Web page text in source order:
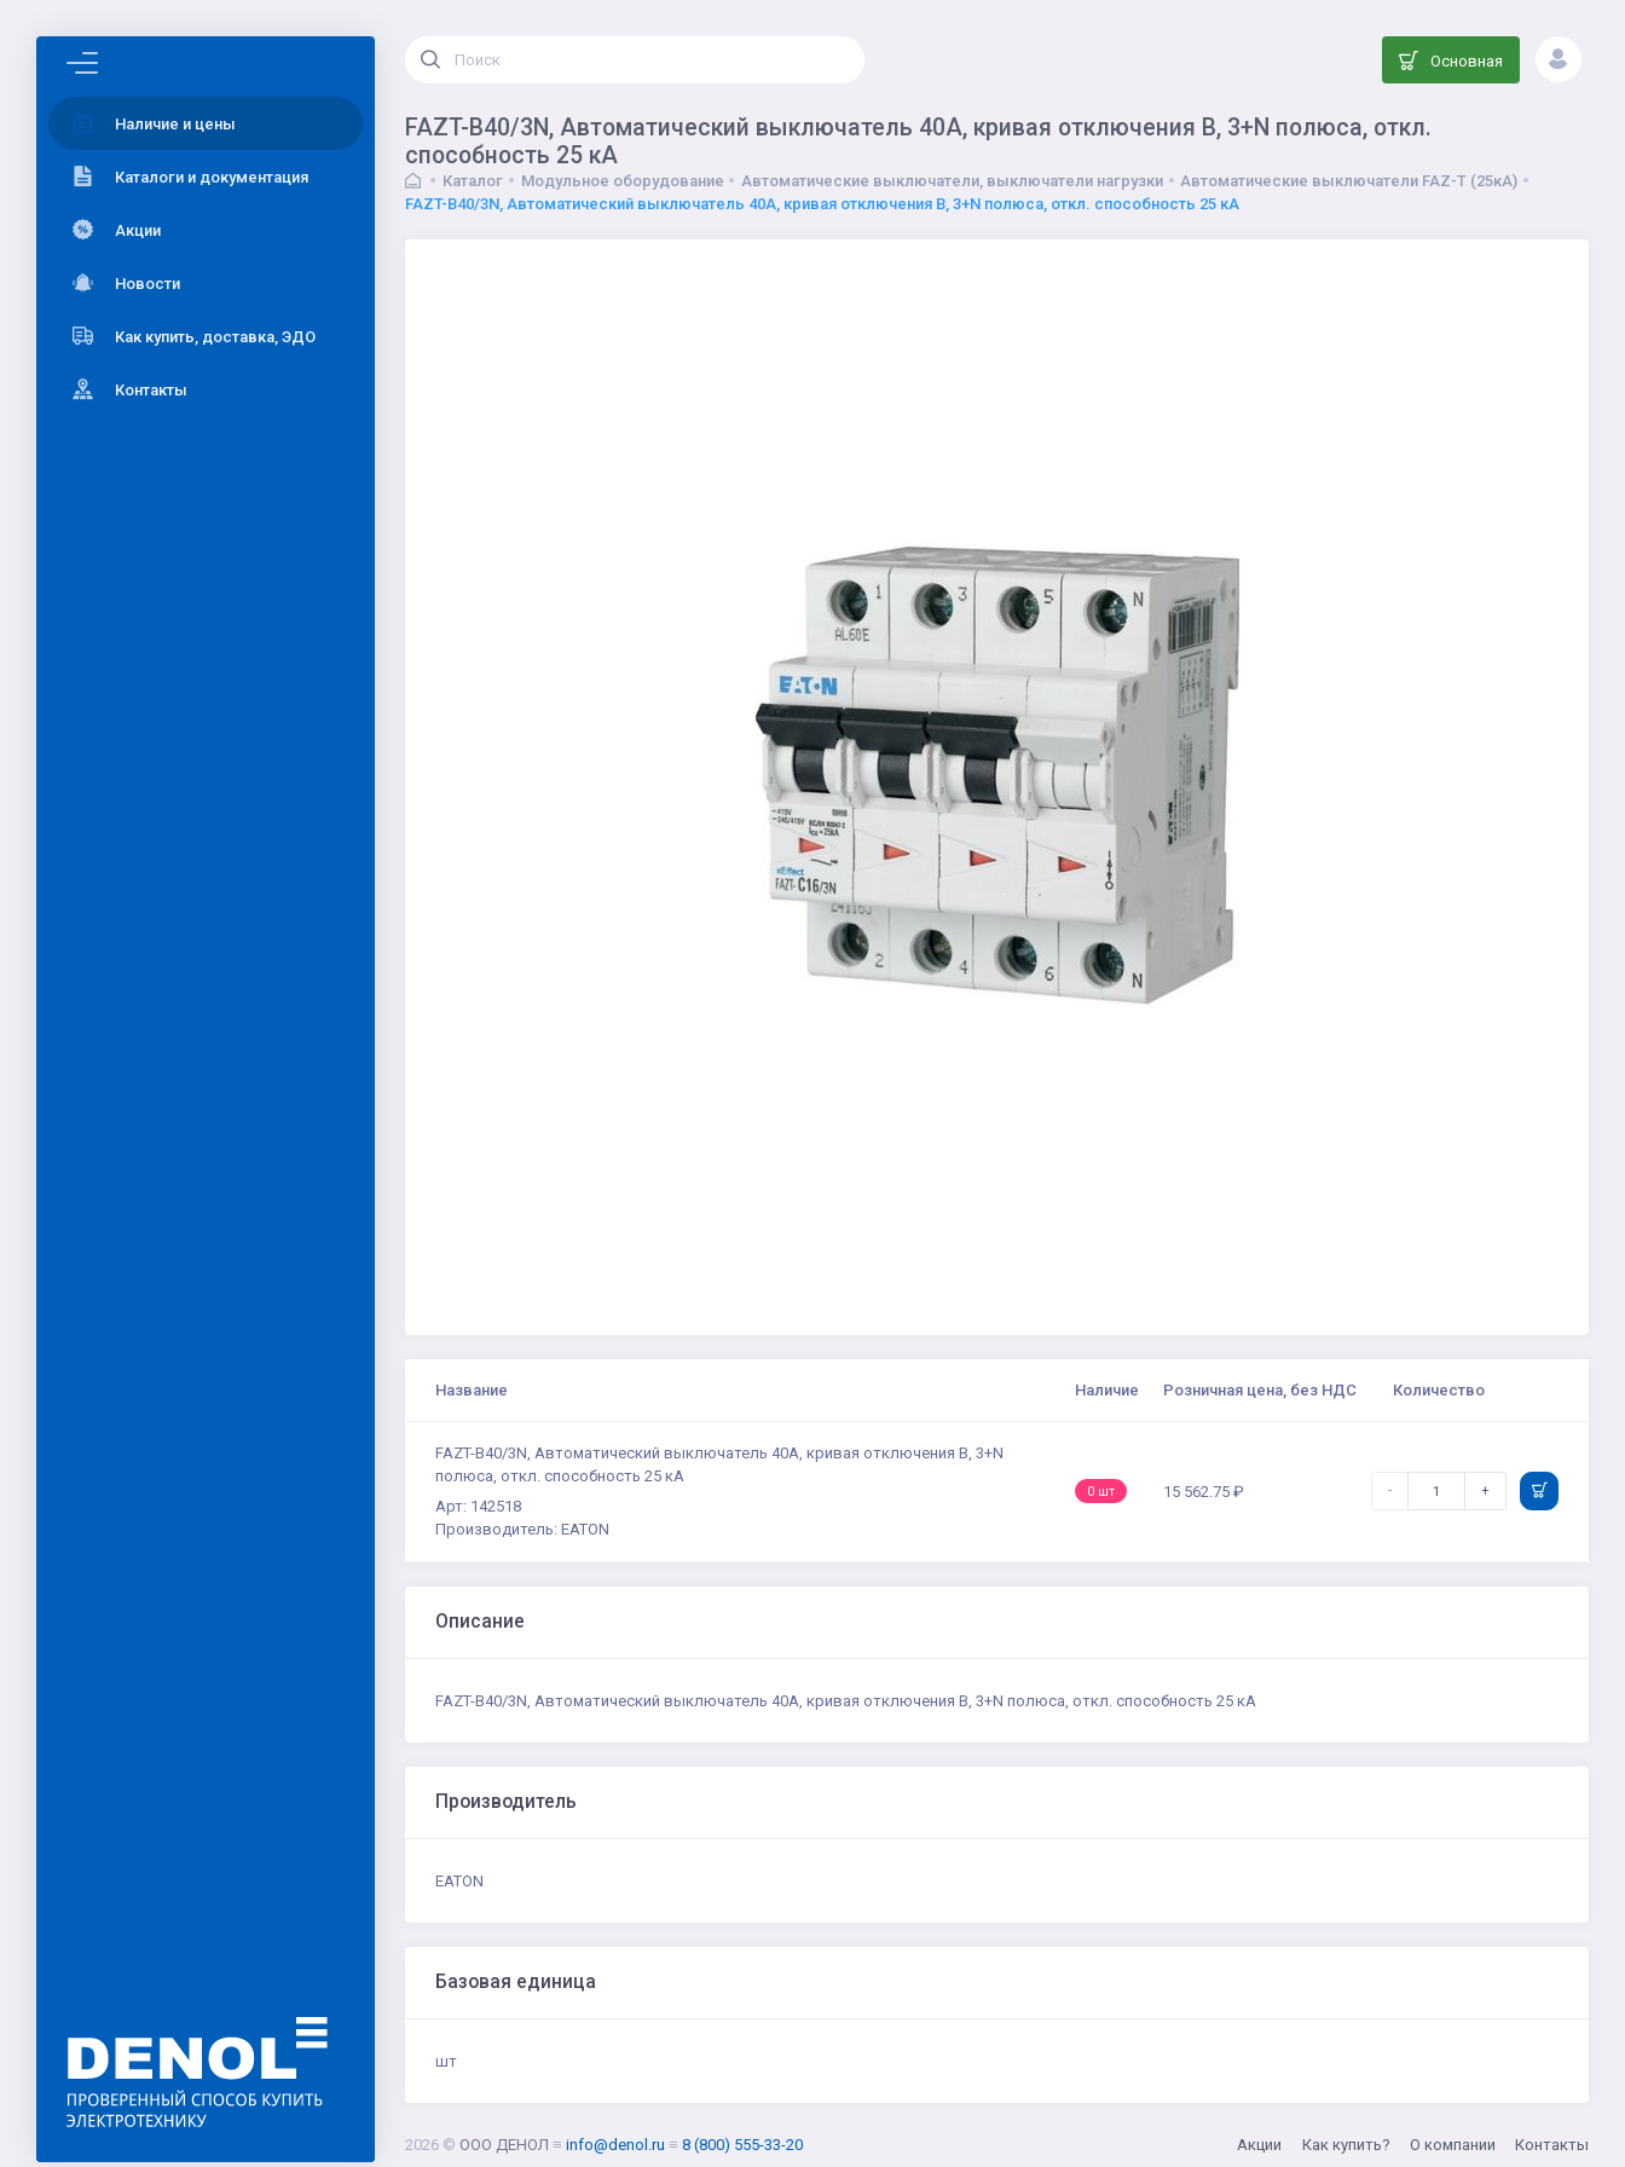
Наличие и цены
Каталоги и документация
Акции
Новости
Как купить, доставка, ЭДО
Контакты
Основная
FAZT-B40/3N, Автоматический выключатель 40А, кривая отключения B, 3+N полюса, откл.
способность 25 кА
Каталог Модульное оборудование Автоматические выключатели, выключатели нагрузки
Автоматические выключатели FAZ-T (25кА)
FAZT-B40/3N, Автоматический выключатель 40А, кривая отключения B, 3+N полюса, откл. способность 25 кА
Название Наличие Розничная цена, без НДС Количество
FAZT-B40/3N, Автоматический выключатель 40А, кривая отключения B, 3+N
полюса, откл. способность 25 кА
Арт: 142518
Производитель: EATON
0 шт 15 562.75 ₽ - +
Описание
FAZT-B40/3N, Автоматический выключатель 40А, кривая отключения B, 3+N полюса, откл. способность 25 кА
Производитель
EATON
Базовая единица
шт
2026 © ООО ДЕНОЛ ≡ info@denol.ru ≡ 8 (800) 555-33-20 Акции Как купить? О компании Контакты